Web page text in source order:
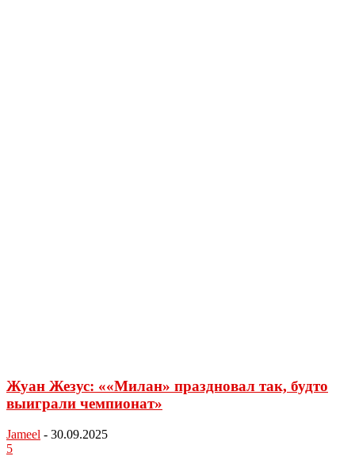
Жуан Жезус: ««Милан» праздновал так, будто
выиграли чемпионат»
Jameel - 30.09.2025
5